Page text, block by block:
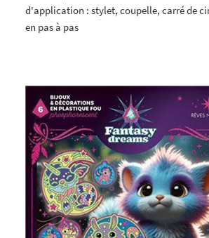
d'application : stylet, coupelle, carré de
en pas à pas